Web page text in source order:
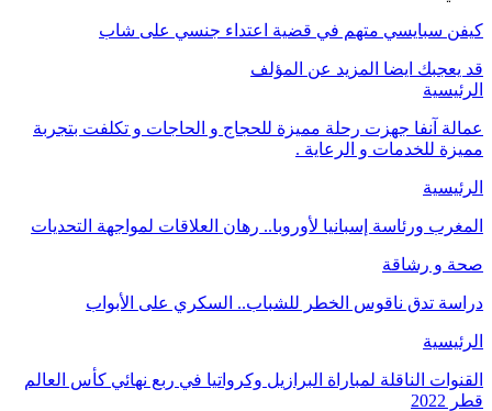
كيفن سبايسي متهم في قضية اعتداء جنسي على شاب
قد يعجبك ايضا المزيد عن المؤلف
الرئيسية
عمالة آنفا جهزت رحلة مميزة للحجاج و الحاجات و تكلفت بتجربة
مميزة للخدمات و الرعاية .
الرئيسية
المغرب ورئاسة إسبانيا لأوروبا.. رهان العلاقات لمواجهة التحديات
صحة و رشاقة
دراسة تدق ناقوس الخطر للشباب.. السكري على الأبواب
الرئيسية
القنوات الناقلة لمباراة البرازيل وكرواتيا في ربع نهائي كأس العالم
قطر 2022